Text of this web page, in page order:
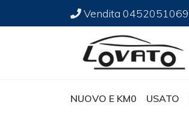
Vendita 0452051069
NUOVO E KM0 USATO